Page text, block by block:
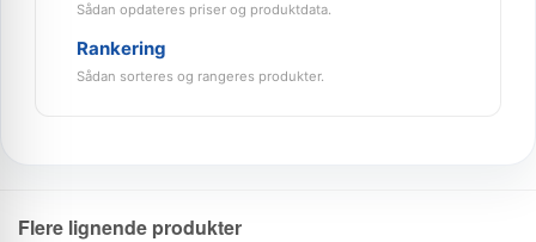
Sådan opdateres priser og produktdata.
Rankering
Sådan sorteres og rangeres produkter.
Flere lignende produkter